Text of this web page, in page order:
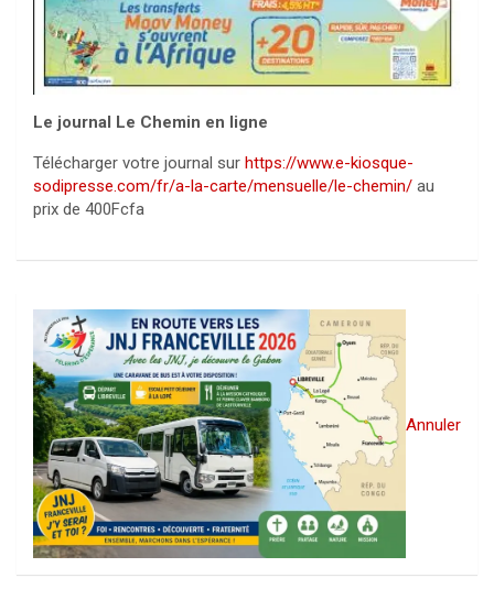
Le journal Le Chemin en ligne
Télécharger votre journal sur https://www.e-kiosque-
sodipresse.com/fr/a-la-carte/mensuelle/le-chemin/ au
prix de 400Fcfa
Annuler